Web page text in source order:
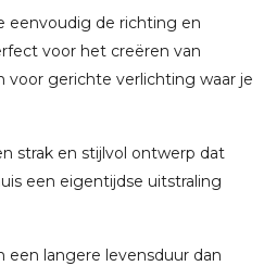
eenvoudig de richting en
voor het creëren van
voor gerichte verlichting waar je
strak en stijlvol ontwerp dat
een eigentijdse uitstraling
een langere levensduur dan